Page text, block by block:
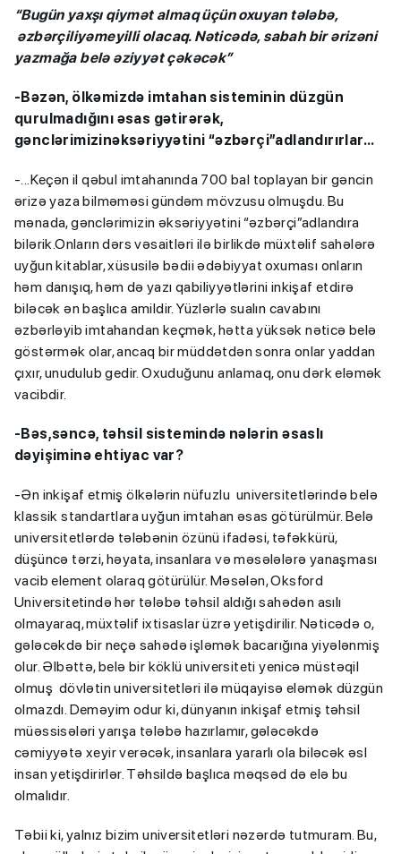
“Bugün yaxşı qiymət almaq üçün oxuyan tələbə,
əzbərçiliyəmeyilli olacaq. Nəticədə, sabah bir ərizəni
yazmağa belə əziyyət çəkəcək”
-Bəzən, ölkəmizdə imtahan sisteminin düzgün
qurulmadığını əsas gətirərək,
gənclərimizinəksəriyyətini “əzbərçi”adlandırırlar...
-...Keçən il qəbul imtahanında 700 bal toplayan bir gəncin
ərizə yaza bilməməsi gündəm mövzusu olmuşdu. Bu
mənada, gənclərimizin əksəriyyətini “əzbərçi”adlandıra
bilərik.Onların dərs vəsaitləri ilə birlikdə müxtəlif sahələrə
uyğun kitablar, xüsusilə bədii ədəbiyyat oxuması onların
həm danışıq, həm də yazı qabiliyyətlərini inkişaf etdirə
biləcək ən başlıca amildir. Yüzlərlə sualın cavabını
əzbərləyib imtahandan keçmək, hətta yüksək nəticə belə
göstərmək olar, ancaq bir müddətdən sonra onlar yaddan
çıxır, unudulub gedir. Oxuduğunu anlamaq, onu dərk eləmək
vacibdir.
-Bəs,səncə, təhsil sistemində nələrin əsaslı
dəyişiminə ehtiyac var?
-Ən inkişaf etmiş ölkələrin nüfuzlu universitetlərində belə
klassik standartlara uyğun imtahan əsas götürülmür. Belə
universitetlərdə tələbənin özünü ifadəsi, təfəkkürü,
düşüncə tərzi, həyata, insanlara və məsələlərə yanaşması
vacib element olaraq götürülür. Məsələn, Oksford
Universitetində hər tələbə təhsil aldığı sahədən asılı
olmayaraq, müxtəlif ixtisaslar üzrə yetişdirilir. Nəticədə o,
gələcəkdə bir neçə sahədə işləmək bacarığına yiyələnmiş
olur. Əlbəttə, belə bir köklü universiteti yenicə müstəqil
olmuş dövlətin universitetləri ilə müqayisə eləmək düzgün
olmazdı. Deməyim odur ki, dünyanın inkişaf etmiş təhsil
müəssisələri yarışa tələbə hazırlamır, gələcəkdə
cəmiyyətə xeyir verəcək, insanlara yararlı ola biləcək əsl
insan yetişdirirlər. Təhsildə başlıca məqsəd də elə bu
olmalıdır.
Təbii ki, yalnız bizim universitetləri nəzərdə tutmuram. Bu,